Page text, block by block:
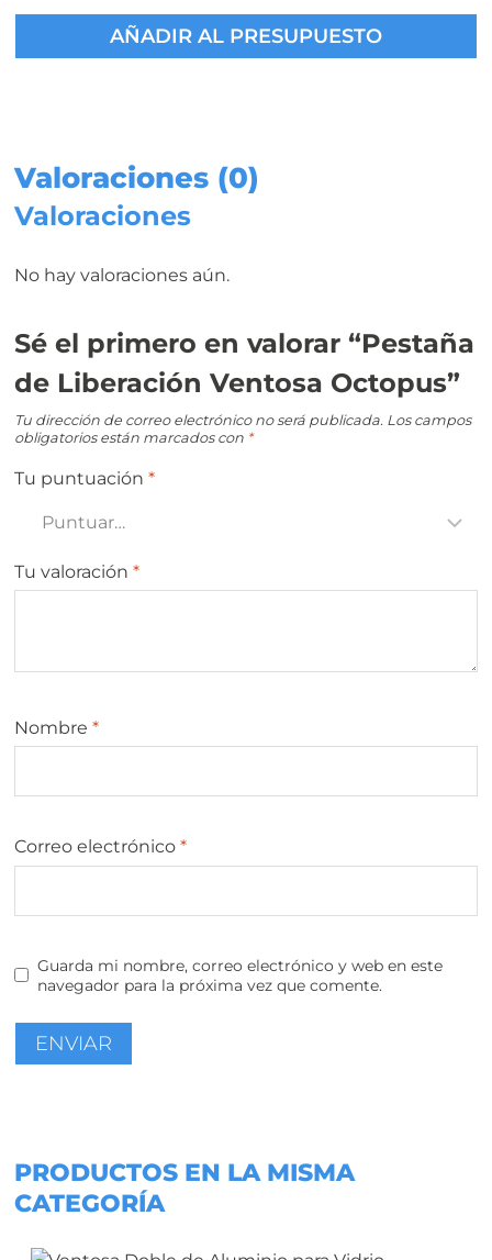
Liberación
Octopus
AÑADIR AL PRESUPUESTO
Valoraciones (0)
Valoraciones
No hay valoraciones aún.
Sé el primero en valorar “Pestaña
de Liberación Ventosa Octopus”
Tu dirección de correo electrónico no será publicada. Los campos
obligatorios están marcados con *
Tu puntuación *
Tu valoración *
Nombre *
Correo electrónico *
Guarda mi nombre, correo electrónico y web en este
navegador para la próxima vez que comente.
PRODUCTOS EN LA MISMA
CATEGORÍA